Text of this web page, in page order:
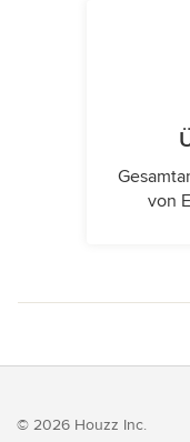
von
© 2026 Houzz Inc.